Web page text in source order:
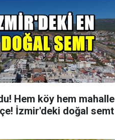
Hem köy hem mahalle
İzmir'deki doğal semt